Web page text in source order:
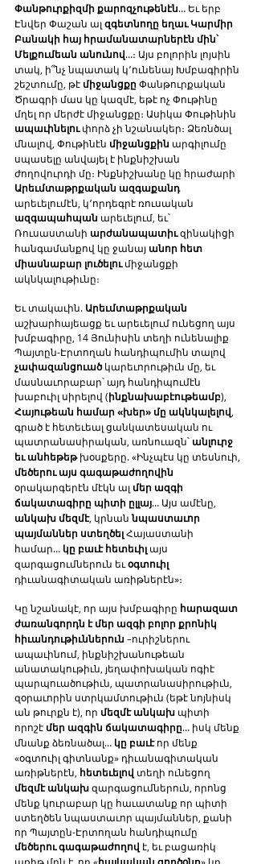
Փանթուրքիզմի քարոզչութենէն… Եւ երբ
Էնվեր Փաշան ալ զգետնողը եղաւ Կարմիր
Բանակի հայ հրամանատարներէն մին՝
Մելքումեան անունով…։ Այս բոլորին լոյսին
տակ, ի՞նչ նպատակ կ՚ունենայ Խմբագիրին
շեշտումը, թէ միջանցքը Փանթուրքական
Ծրագրի մաս կը կազմէ, եթէ ոչ Փութինը
մղել որ մերժէ միջանցքը։ Ասիկա Փութինին
ապաւինելու փորձ չի նշանակեր։ Ձեռնծալ
մնալով, Փութինէն միջանցքին արգիլումը
սպասելը անվայել է ինքնիշխան
ժողովուրդի մը։ Ինքնիշխանը կը հրաժարի
Արեւմտաթրքական ազգաքանդ
արեւելումէն, կ՚որդեգրէ ռուսական
ազգապահպան արեւելում, եւ՝
Ռուսաստանի արժանապատիւ զինակիցի
հանգամանքով կը ջանայ անոր հետ
միասնաբար լուծելու միջանցքի
ակնկալութիւնը։
Եւ տակաւին. Արեւմտաթրքական
աշխարհայեացք եւ արեւելում ունեցող այս
խմբագիրը, 14 Յունիսին տեղի ունենալիք
Պայտըն-Էրտողան հանդիպումին տալով
չափազանցուած կարեւորութիւն մը, եւ
մասնաւորաբար՝ այդ հանդիպումէն
խաբուիլ սիրելով (ինքնախաբէութեամբ),
Հայութեան համար «խեր» մը ակնկալելով
գրած է հետեւեալ ցանկատեսական ու
պատրանասիրական, առնուազն՝ անլուրջ
եւ անհեթեթ խօսքերը. «Ինչպէս կը տեսնուի,
մեծերու այս գագաթաժողովին
օրակարգերէն մէկն ալ մեր ազգի
ճակատագիրը պիտի ըլլայ… Այս ամէնը,
անկախ մեզմէ, կրնան նպաստաւոր
պայմաններ ստեղծել Հայաստանի
համար… կը բաւէ հետեւիլ այս
զարգացումներուն եւ օգտուիլ
դիւանագիտական առիթներէն»։
Կը նշանակէ, որ այս խմբագիրը հարազատ
ժառանգորդն է մեր ազգի բոլոր քրոնիկ
հիւանդութիւններուն –ուրիշներու
ապաւինում, ինքնիշխանութեան
անատակութիւն, յեղափոխական ոգիէ
պարպուածութիւն, պատրանասիրութիւն,
զօրաւորին ստրկամտութիւն (եթէ նոյնիսկ
ան թուրքն է), որ մեզմէ անկախ պիտի
որոշէ մեր ազգին ճակատագիրը… իսկ մենք
մնանք ձեռնածալ… կը բաւէ որ մենք
«օգտուիլ գիտնանք» դիւանագիտական
առիթներէն, հետեւելով տեղի ունեցող
մեզմէ անկախ զարգացումներուն, որոնց
մենք կուրաբար կը հաւատանք որ պիտի
ստեղծեն նպաստաւոր պայմաններ, քանի
որ Պայտըն-Էրտողան հանդիպումը
մեծերու գագաթաժողով է, եւ բացառիկ